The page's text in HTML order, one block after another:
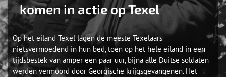
komen in actie op Texel
Op het eiland Texel lagen de meeste Texelaars
nietsvermoedend in hun bed, toen op het hele eiland in een
tijdsbestek van amper een paar uur, bijna alle Duitse soldaten
werden vermoord door Georgische krijgsgevangenen. Het